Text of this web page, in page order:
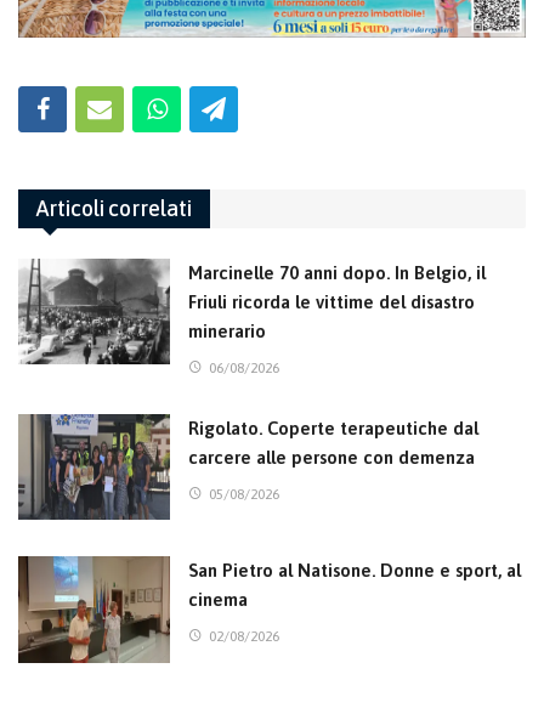
Articoli correlati
Marcinelle 70 anni dopo. In Belgio, il
Friuli ricorda le vittime del disastro
minerario
06/08/2026
Rigolato. Coperte terapeutiche dal
carcere alle persone con demenza
05/08/2026
San Pietro al Natisone. Donne e sport, al
cinema
02/08/2026